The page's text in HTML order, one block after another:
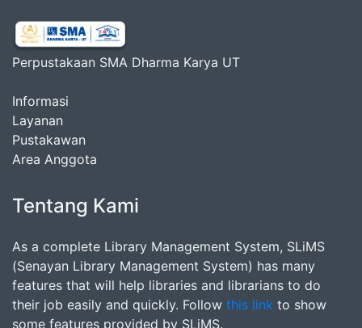
Perpustakaan SMA Dharma Karya UT
Informasi
Layanan
Pustakawan
Area Anggota
Tentang Kami
As a complete Library Management System, SLiMS
(Senayan Library Management System) has many
features that will help libraries and librarians to do
their job easily and quickly. Follow this link to show
some features provided by SLiMS.